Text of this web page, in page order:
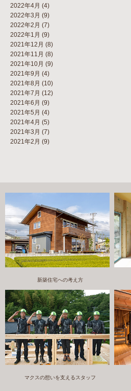
2022年4月 (4)
2022年3月 (9)
2022年2月 (7)
2022年1月 (9)
2021年12月 (8)
2021年11月 (8)
2021年10月 (9)
2021年9月 (4)
2021年8月 (10)
2021年7月 (12)
2021年6月 (9)
2021年5月 (4)
2021年4月 (5)
2021年3月 (7)
2021年2月 (9)
新築住宅への考え方
マクスの想いを支えるスタッフ